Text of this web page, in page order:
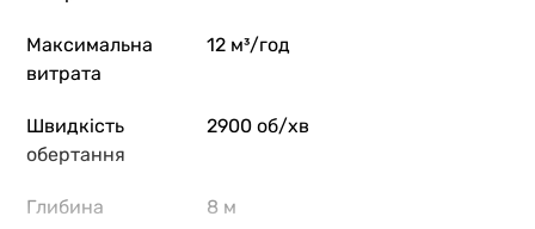
Максимальна
витрата
12 м³/год
Швидкість
обертання
2900 об/хв
Глибина
8 м